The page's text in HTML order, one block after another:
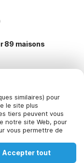
similaires) pour
le site plus
tiers peuvent vous
notre site Web, pour
vous permettre de
peuvent
.
Accepter tout
89 maisons
pour les
pour les vacances
nozac
en Soturac
pour réserver